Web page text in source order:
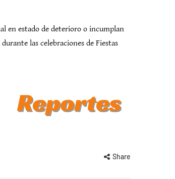
en estado de deterioro o incumplan
las celebraciones de Fiestas
Share